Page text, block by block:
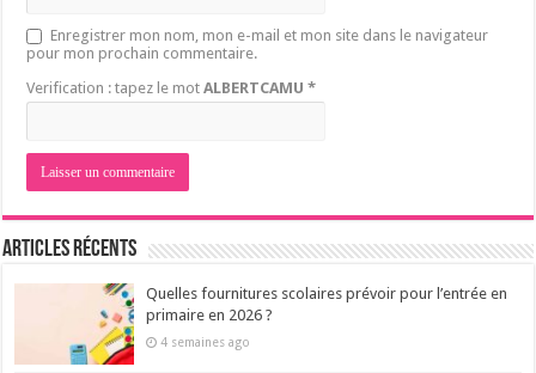
Enregistrer mon nom, mon e-mail et mon site dans le navigateur
pour mon prochain commentaire.
Verification : tapez le motALBERTCAMU *
Articles récents
Quelles fournitures scolaires prévoir pour l’entrée en
primaire en 2026 ?
4 semaines ago